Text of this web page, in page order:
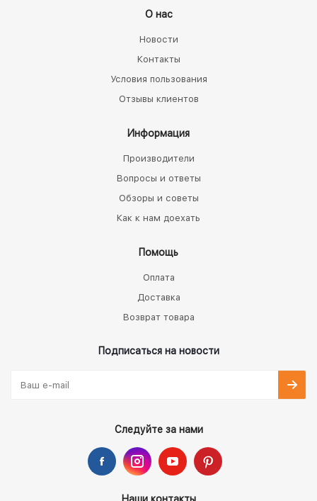
О нас
Новости
Контакты
Условия пользования
Отзывы клиентов
Информация
Производители
Вопросы и ответы
Обзоры и советы
Как к нам доехать
Помощь
Оплата
Доставка
Возврат товара
Подписаться на новости
Следуйте за нами